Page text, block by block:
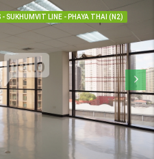
SUKHUMVIT LINE - PHAYA THAI (N2)